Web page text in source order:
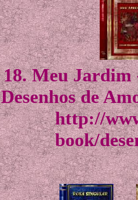
18. Meu Jardim
Desenhos de
http://
book/